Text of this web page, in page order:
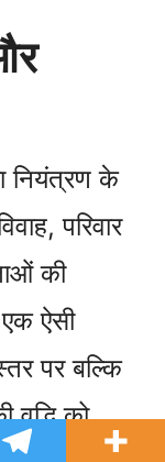
नियंत्रण के
परिवार
की
एक ऐसी
पर बल्कि
वृद्धि को